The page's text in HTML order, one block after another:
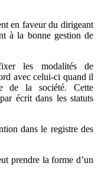
en faveur du dirigeant
à la bonne gestion de
les modalités de
avec celui-ci quand il
de la société. Cette
écrit dans les statuts
dans le registre des
prendre la forme d’un